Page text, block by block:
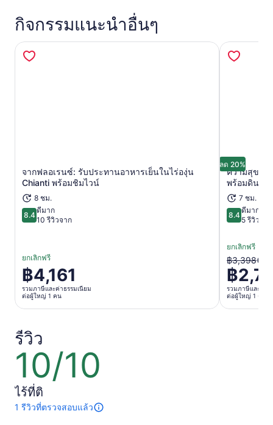
กิจกรรมแนะนำอื่นๆ
จากฟลอเรนซ์: รับประทานอาหารเย็นในไร่องุ่น
Chianti พร้อมชิมไวน์
8 ชม.
8.48.4 จาก 10
ดีมาก
10 รีวิวจาก
ยกเลิกฟรี
ราคา
อยู่
ต่อ
ผู้ใหญ่
1
คน
฿4,161
รวมภาษีและค่าธรรมเนียม
ต่อผู้ใหญ่ 1 คน
ลด 20%
ความสุขแห่
พร้อมดินเน
7 ชม. 30
8.48.4 จาก 10
ดีมาก
5 รีวิวจาก
ยกเลิกฟรี
ราคา
เดิม
คือ
฿3,398
฿3,398
฿
รวมภาษีและค่าธ
ต่อผู้ใหญ่ 1 คน
รีวิว
10/10
10
10
ไร้ที่ติ
1 รีวิวที่ตรวจสอบแล้ว
มี